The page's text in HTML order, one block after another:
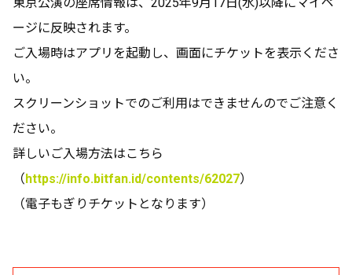
東京公演の座席情報は、2025年9月17日(水)以降にマイペ
ージに反映されます。
ご入場時はアプリを起動し、画面にチケットを表示くださ
い。
スクリーンショットでのご利用はできませんのでご注意く
ださい。
詳しいご入場方法はこちら
（ https://info.bitfan.id/contents/62027）
（電子もぎりチケットとなります）